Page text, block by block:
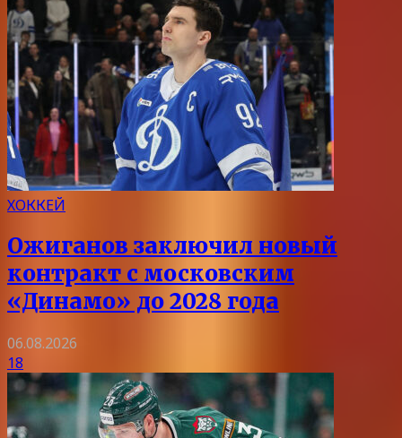
ХОККЕЙ
Ожиганов заключил новый
контракт с московским
«Динамо» до 2028 года
06.08.2026
18